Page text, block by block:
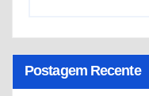
Postagem Recente